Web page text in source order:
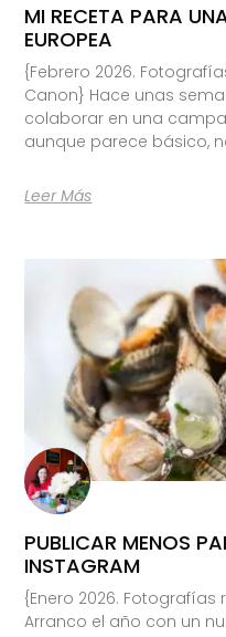
MI RECETA PARA
EUROPEA
{Febrero 2026.
Canon} Hace unas
colaborar en una
aunque parece básico,
Leer Más
PUBLICAR MENOS
INSTAGRAM
{Enero 2026.
Arranco el año con un